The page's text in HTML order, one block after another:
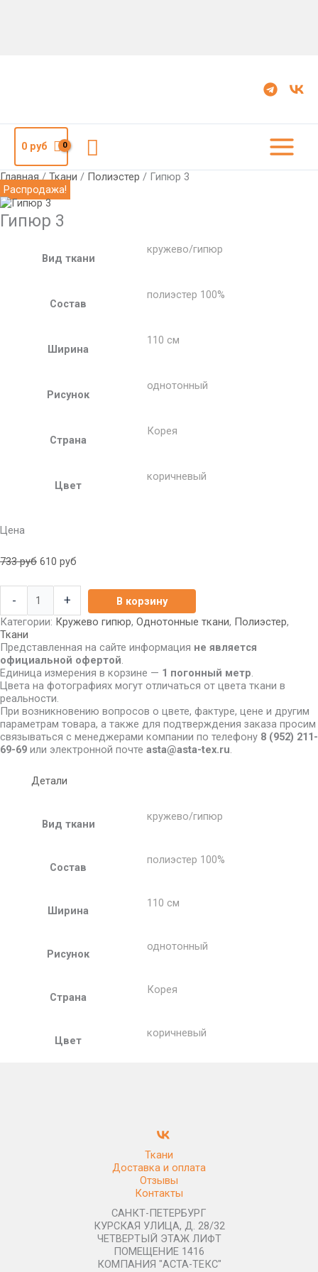
0руб Поиск
Главная / Ткани / Полиэстер / Гипюр 3
Распродажа!
Гипюр 3
Вид ткани
кружево/гипюр
Состав
полиэстер 100%
Ширина
110 см
Рисунок
однотонный
Страна
Корея
Цвет
коричневый
Цена
733руб 610 руб
- +
В корзину
Категории: Кружево гипюр, Однотонные ткани, Полиэстер,
Ткани
Представленная на сайте информация не является
официальной офертой.
Единица измерения в корзине — 1 погонный метр.
Цвета на фотографиях могут отличаться от цвета ткани в
реальности.
При возникновению вопросов о цвете, фактуре, цене и другим
параметрам товара, а также для подтверждения заказа просим
связываться с менеджерами компании по телефону 8 (952) 211-
69-69 или электронной почте asta@asta-tex.ru.
Детали
Вид ткани
кружево/гипюр
Состав
полиэстер 100%
Ширина
110 см
Рисунок
однотонный
Страна
Корея
Цвет
коричневый
Ткани
Доставка и оплата
Отзывы
Контакты
САНКТ-ПЕТЕРБУРГ
КУРСКАЯ УЛИЦА, Д. 28/32
ЧЕТВЕРТЫЙ ЭТАЖ ЛИФТ
ПОМЕЩЕНИЕ 1416
КОМПАНИЯ "АСТА-ТЕКС"